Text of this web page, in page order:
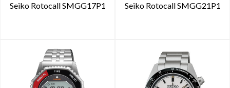
Seiko Rotocall SMGG17P1 Seiko Rotocall SMGG21P1